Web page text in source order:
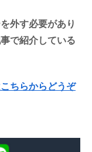
外す必要があり
で紹介している
ちらからどうぞ